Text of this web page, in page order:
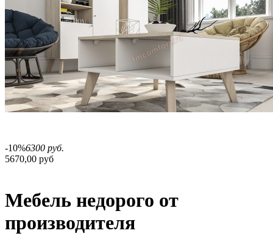
-10%6300 руб.
5670,00 руб
Мебель недорого от
производителя